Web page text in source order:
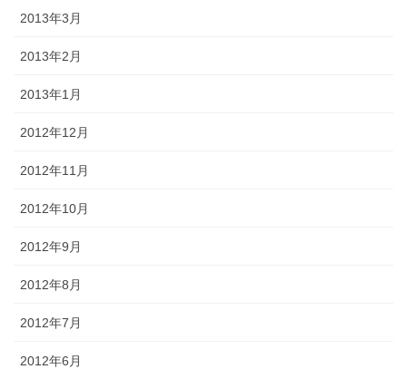
2013年3月
2013年2月
2013年1月
2012年12月
2012年11月
2012年10月
2012年9月
2012年8月
2012年7月
2012年6月